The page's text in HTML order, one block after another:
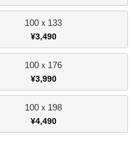
100ｘ133
¥3,490
100ｘ176
¥3,990
100ｘ198
¥4,490